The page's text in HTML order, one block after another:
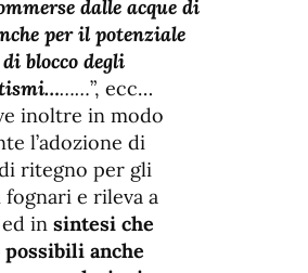
dalle acque di
per il potenziale
blocco degli
……”, ecc…
inoltre in modo
l’adozione di
ritegno per gli
fognari e rileva a
in sintesi che
anche